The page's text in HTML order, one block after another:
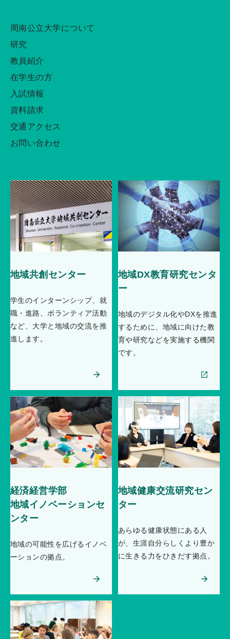
周南公立大学について
研究
教員紹介
在学生の方
入試情報
資料請求
交通アクセス
お問い合わせ
地域共創センター
学生のインターンシップ、就
職・進路、ボランティア活動
など、大学と地域の交流を推
進します。
地域DX教育研究センタ
ー
地域のデジタル化やDXを推進
するために、地域に向けた教
育や研究などを実施する機関
です。
経済経営学部
地域イノベーションセ
ンター
地域の可能性を広げるイノベ
ーションの拠点。
地域健康交流研究セン
ター
あらゆる健康状態にある人
が、生涯自分らしくより豊か
に生きる力をひきだす拠点。